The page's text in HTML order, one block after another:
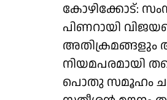
കോഴിക്കോട്:
പിണറായി
അതിക്രമങ്ങളും
നിയമപരമായി
പൊതു സമൂഹം